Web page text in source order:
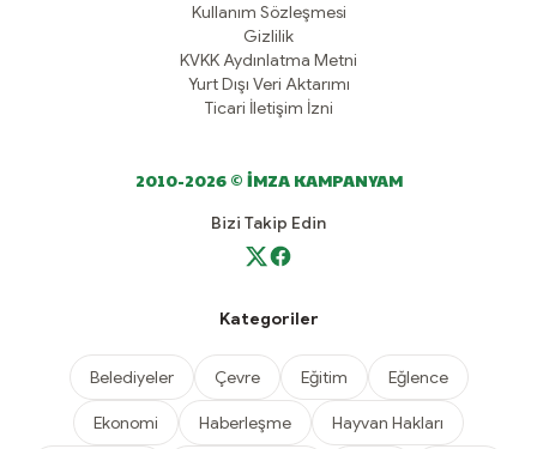
Kullanım Sözleşmesi
Gizlilik
KVKK Aydınlatma Metni
Yurt Dışı Veri Aktarımı
Ticari İletişim İzni
2010-2026 © İMZA KAMPANYAM
Bizi Takip Edin
Kategoriler
Belediyeler Çevre Eğitim Eğlence
Ekonomi Haberleşme Hayvan Hakları